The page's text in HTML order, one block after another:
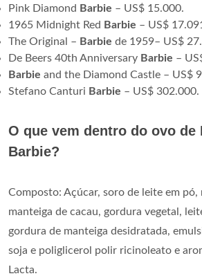
Pink Diamond Barbie – US$ 15.000.
1965 Midnight Red Barbie – US$
The Original – Barbie de 1959– US$
De Beers 40th Anniversary Barbie –
Barbie and the Diamond Castle – US$
Stefano Canturi Barbie – US$ 302.000.
O que vem dentro do ovo de
Barbie?
Composto: Açúcar, soro de leite em pó,
manteiga de cacau, gordura vegetal,
gordura de manteiga desidratada,
soja e poliglicerol polir ricinoleato e
Lacta.